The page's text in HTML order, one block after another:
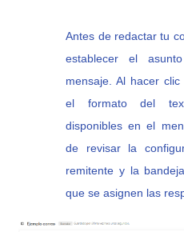
Antes de redactar tu
establecer el
mensaje. Al hacer
el formato del
disponibles en el
de revisar la
remitente y la
que se asignen las